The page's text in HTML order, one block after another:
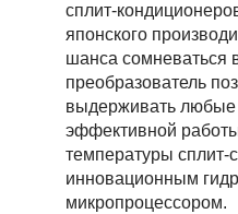
сплит-
японского
шанса сомневаться
преобразователь
выдерживать любые
эффективной
температуры
инновационным
микропроцессором.